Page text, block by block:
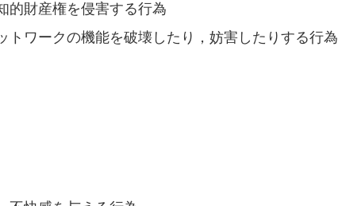
的財産権を侵害する行為
ワークの機能を破壊したり，妨害したりする行為